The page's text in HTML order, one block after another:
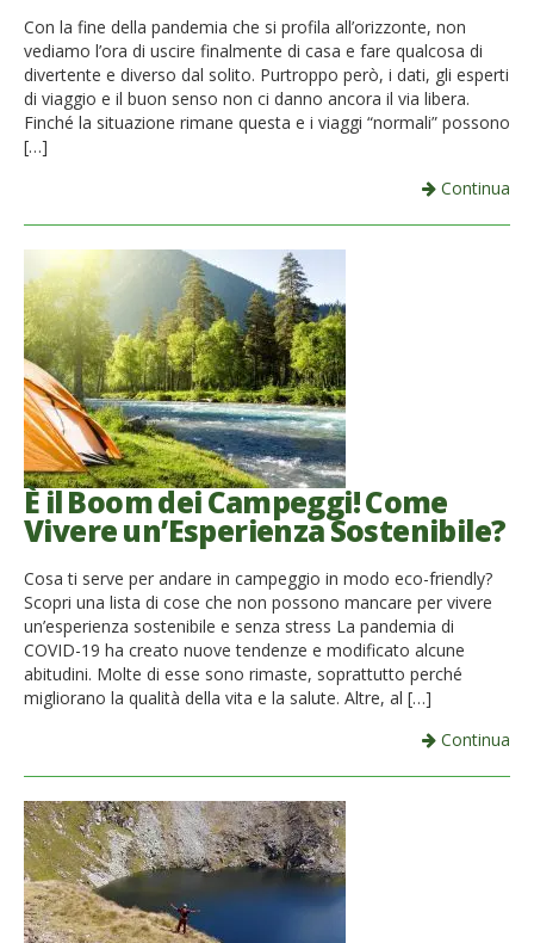
Con la fine della pandemia che si profila all’orizzonte, non
vediamo l’ora di uscire finalmente di casa e fare qualcosa di
divertente e diverso dal solito. Purtroppo però, i dati, gli esperti
di viaggio e il buon senso non ci danno ancora il via libera.
Finché la situazione rimane questa e i viaggi “normali” possono
[…]
Continua
È il Boom dei Campeggi! Come
Vivere un’Esperienza Sostenibile?
Cosa ti serve per andare in campeggio in modo eco-friendly?
Scopri una lista di cose che non possono mancare per vivere
un’esperienza sostenibile e senza stress La pandemia di
COVID-19 ha creato nuove tendenze e modificato alcune
abitudini. Molte di esse sono rimaste, soprattutto perché
migliorano la qualità della vita e la salute. Altre, al […]
Continua